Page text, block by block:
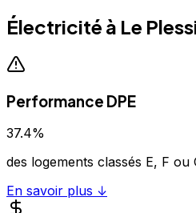
Électricité à Le
Performance DPE
37.4%
des logements classés E, F ou
En savoir plus ↓